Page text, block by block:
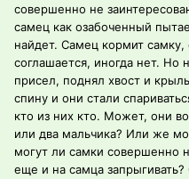
совершенно не
самец как озабоченный
найдет. Самец кормит
соглашается, иногда нет. Но
присел, поднял хвост и
спину и они стали
кто из них кто. Может, они
или два мальчика? Или же
могут ли самки совершенно
еще и на самца